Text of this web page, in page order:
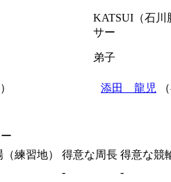
KATSUI（石川
サー
弟子
添田 龍児
練習地） 得意な周長 得意な競
-
-